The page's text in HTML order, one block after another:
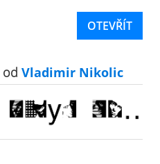
OTEVŘÍT
od Vladimir Nikolic